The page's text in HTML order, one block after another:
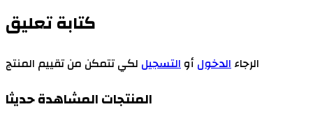
كتابة تعليق
الرجاءالدخولأوالتسجيل لكي تتمكن من تقييم المنتج
المنتجات المشاهدة حديثا